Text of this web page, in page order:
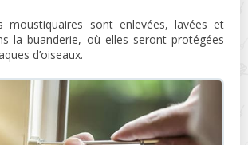
moustiquaires sont enlevées, lavées et
la buanderie, où elles seront protégées
d’oiseaux.